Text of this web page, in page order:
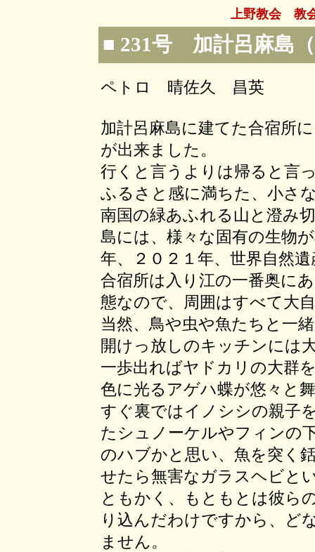
上野教会 教
■ 231号 加計呂麻島
ペトロ 晴佐久 昌英
加計呂麻島に建てた合宿所
が出来ました。
行くと言うよりは帰ると言
ふるさと感に満ちた、小さ
南国の緑あふれる山と澄み
島には、様々な固有の生物
年、２０２１年、世界自然
合宿所は入り江の一番奥に
態なので、周囲はすべて大
当然、鳥や虫や魚たちと一
開けっ放しのキッチンには
一歩出ればヤドカリの大群
色に光るアゲハ蝶が悠々と
すぐ裏ではイノシシの親子
たシュノーケルやフィンの
のハブかと思い、魚を突く
せたら無害なガラスヘビと
ともかく、もともとは彼ら
り込んだわけですから、ど
ません。